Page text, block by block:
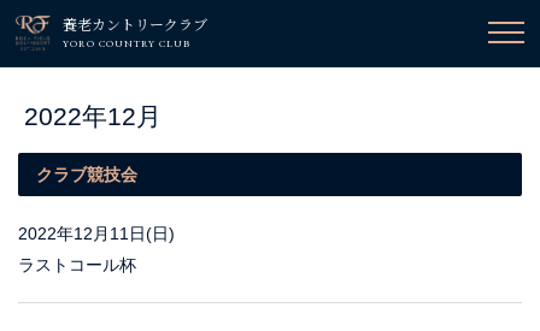
養老カントリークラブ
YORO COUNTRY CLUB
2022年12月
クラブ競技会
2022年12月11日(日)
ラストコール杯